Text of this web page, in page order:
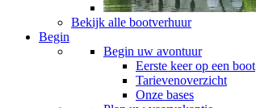
Bekijk alle bootverhuur
Begin
Begin uw avontuur
Eerste keer op een boot
Tarievenoverzicht
Onze bases